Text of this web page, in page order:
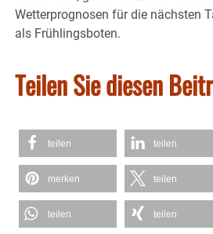
Wetterprognosen für die nächsten
als Frühlingsboten.
Teilen Sie diesen
teilen teilen
merken teilen
teilen teilen